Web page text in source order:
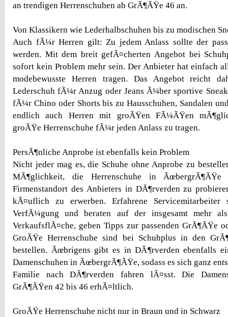
an trendigen Herrenschuhen ab GrÃ¶ÃŸe 46 an.
Von Klassikern wie Lederhalbschuhen bis zu modischen
Auch fÃ¼r Herren gilt: Zu jedem Anlass sollte der
werden. Mit dem breit gefÃ¤cherten Angebot bei
sofort kein Problem mehr sein. Der Anbieter hat einfach
modebewusste Herren tragen. Das Angebot reicht
Lederschuh fÃ¼r Anzug oder Jeans Ã¼ber sportive
fÃ¼r Chino oder Shorts bis zu Hausschuhen, Sandalen
endlich auch Herren mit groÃŸen FÃ¼ÃŸen
groÃŸe Herrenschuhe fÃ¼r jeden Anlass zu tragen.
PersÃ¶nliche Anprobe ist ebenfalls kein Problem
Nicht jeder mag es, die Schuhe ohne Anprobe zu
MÃ¶glichkeit, die Herrenschuhe in
Firmenstandort des Anbieters in DÃ¶rverden zu
kÃ¤uflich zu erwerben. Erfahrene Servicemitarbeiter
VerfÃ¼gung und beraten auf der insgesamt mehr
VerkaufsflÃ¤che, geben Tipps zur passenden GrÃ¶ÃŸe
GroÃŸe Herrenschuhe sind bei Schuhplus in den
bestellen. Ãœbrigens gibt es in DÃ¶rverden ebenfalls
Damenschuhen in ÃœbergrÃ¶ÃŸe, sodass es sich ganz
Familie nach DÃ¶rverden fahren lÃ¤sst. Die
GrÃ¶ÃŸen 42 bis 46 erhÃ¤ltlich.
GroÃŸe Herrenschuhe nicht nur in Braun und in Schwarz